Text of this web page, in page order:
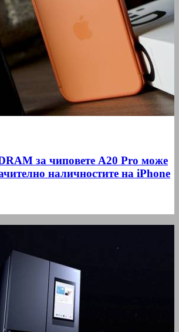
за чиповете A20 Pro може
наличностите на iPhone